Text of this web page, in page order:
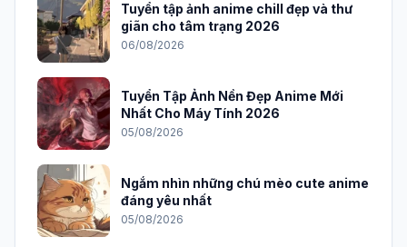
Tuyển tập ảnh anime chill đẹp và thư
giãn cho tâm trạng 2026
06/08/2026
Tuyển Tập Ảnh Nền Đẹp Anime Mới
Nhất Cho Máy Tính 2026
05/08/2026
Ngắm nhìn những chú mèo cute anime
đáng yêu nhất
05/08/2026